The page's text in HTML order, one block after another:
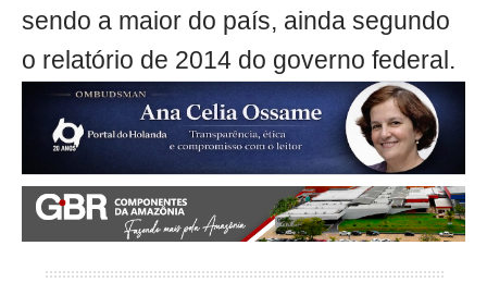
sendo a maior do país, ainda segundo
o relatório de 2014 do governo federal.